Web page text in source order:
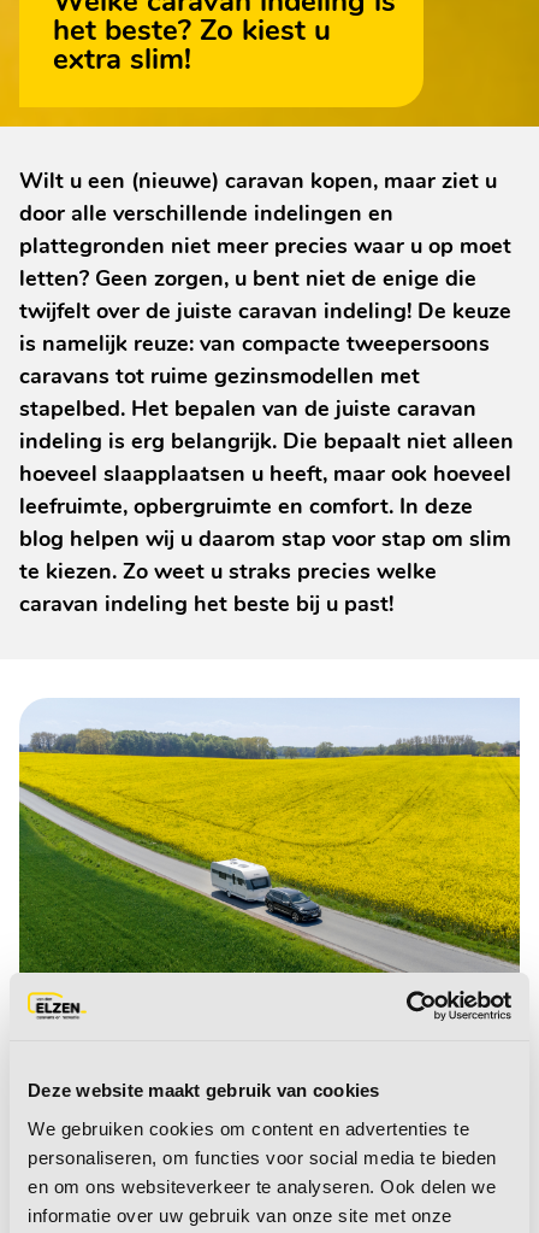
Deze website maakt gebruik van cookies
We gebruiken cookies om content en advertenties te
personaliseren, om functies voor social media te bieden
en om ons websiteverkeer te analyseren. Ook delen we
informatie over uw gebruik van onze site met onze
het beste? Zo kiest u
extra slim!
Wilt u een (nieuwe) caravan kopen, maar ziet u
door alle verschillende indelingen en
plattegronden niet meer precies waar u op moet
letten? Geen zorgen, u bent niet de enige die
twijfelt over de juiste caravan indeling! De keuze
is namelijk reuze: van compacte tweepersoons
caravans tot ruime gezinsmodellen met
stapelbed. Het bepalen van de juiste caravan
indeling is erg belangrijk. Die bepaalt niet alleen
hoeveel slaapplaatsen u heeft, maar ook hoeveel
leefruimte, opbergruimte en comfort. In deze
blog helpen wij u daarom stap voor stap om slim
te kiezen. Zo weet u straks precies welke
caravan indeling het beste bij u past!
Kijk eerst naar het
trekgewicht van